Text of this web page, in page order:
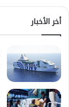
أخر الأخبار